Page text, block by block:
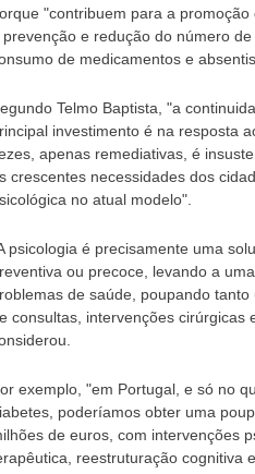
"contribuem para a
prevenção e redução do número
de medicamentos e
Telmo Baptista, "a
investimento é na resposta
apenas remediativas, é
crescentes necessidades dos
no atual modelo".
psicologia é precisamente uma
ou precoce, levando a
de saúde, poupando
consultas, intervenções cirúrgicas
exemplo, "em Portugal, e só no
poderíamos obter uma
de euros, com intervenções
reestruturação cognitiva